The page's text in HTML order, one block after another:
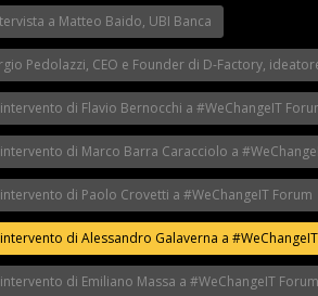
a Matteo Baido, UBI Banca
Pedolazzi, CEO e Founder di D-Factory,
di Flavio Bernocchi a #WeChangeIT
di Marco Barra Caracciolo a
di Paolo Crovetti a #WeChangeIT Forum
di Alessandro Galaverna a
di Emiliano Massa a #WeChangeIT Forum